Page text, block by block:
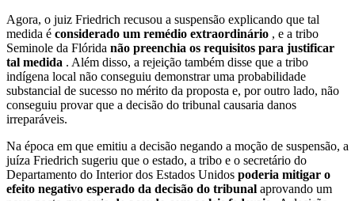
Agora, o juiz Friedrich recusou a suspensão explicando que tal
medida é considerado um remédio extraordinário , e a tribo
Seminole da Flórida não preenchia os requisitos para justificar
tal medida . Além disso, a rejeição também disse que a tribo
indígena local não conseguiu demonstrar uma probabilidade
substancial de sucesso no mérito da proposta e, por outro lado, não
conseguiu provar que a decisão do tribunal causaria danos
irreparáveis.
Na época em que emitiu a decisão negando a moção de suspensão, a
juíza Friedrich sugeriu que o estado, a tribo e o secretário do
Departamento do Interior dos Estados Unidos poderia mitigar o
efeito negativo esperado da decisão do tribunal aprovando um